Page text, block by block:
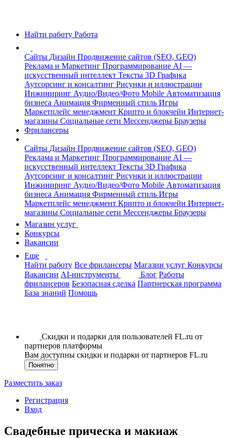
Найти работу Работа
Сайты Дизайн Продвижение сайтов (SEO, GEO)
Реклама и Маркетинг Программирование AI —
искусственный интеллект Тексты 3D Графика
Аутсорсинг и консалтинг Рисунки и иллюстрации
Инжиниринг Аудио/Видео/Фото Mobile Автоматизация
бизнеса Анимация Фирменный стиль Игры
Маркетплейс менеджмент Крипто и блокчейн Интернет-
магазины Социальные сети Мессенджеры Браузеры
Фрилансеры
Сайты Дизайн Продвижение сайтов (SEO, GEO)
Реклама и Маркетинг Программирование AI —
искусственный интеллект Тексты 3D Графика
Аутсорсинг и консалтинг Рисунки и иллюстрации
Инжиниринг Аудио/Видео/Фото Mobile Автоматизация
бизнеса Анимация Фирменный стиль Игры
Маркетплейс менеджмент Крипто и блокчейн Интернет-
магазины Социальные сети Мессенджеры Браузеры
Магазин услуг
Конкурсы
Вакансии
Еще
Найти работу Все фрилансеры Магазин услуг Конкурсы
Вакансии AI-инструменты Блог Работы
фрилансеров Безопасная сделка Партнерская программа
База знаний Помощь
Скидки и подарки для пользователей FL.ru от
партнеров платформы
Вам доступны скидки и подарки от партнеров FL.ru
Понятно
Разместить заказ
Регистрация
Вход
Свадебные прическа и макиаж